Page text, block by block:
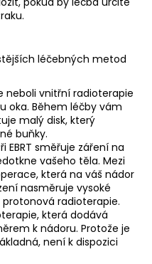
léčebných metod
neboli vnitřní radioterapie
oka. Během léčby vám
malý disk, který
buňky.
EBRT směřuje záření na
vašeho těla. Mezi
která na váš nádor
nasměruje vysoké
radioterapie.
která dodává
k nádoru. Protože je
není k dispozici